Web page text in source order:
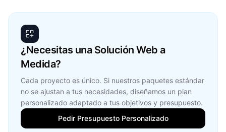
¿Necesitas una Solución Web a
Medida?
Cada proyecto es único. Si nuestros paquetes estándar
no se ajustan a tus necesidades, diseñamos un plan
personalizado adaptado a tus objetivos y presupuesto.
Pedir Presupuesto Personalizado